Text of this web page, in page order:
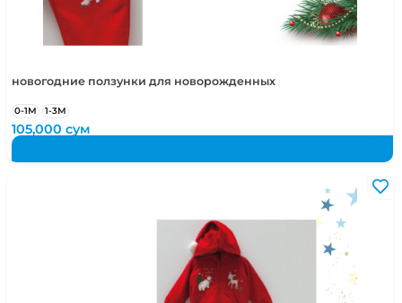
новогодние ползунки для новорожденных
0-1М 1-3М
105,000сум